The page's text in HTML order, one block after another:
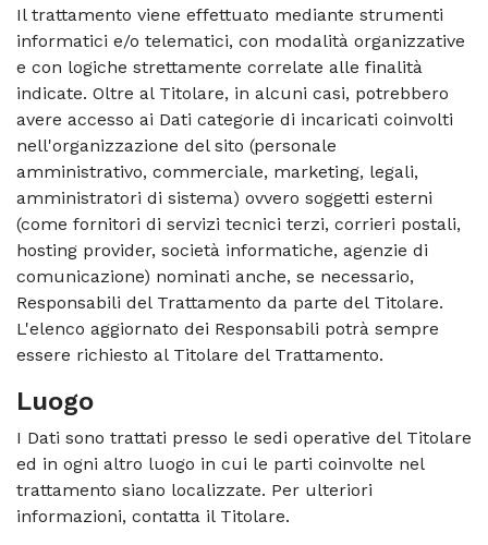
Il trattamento viene effettuato mediante strumenti
informatici e/o telematici, con modalità organizzative
e con logiche strettamente correlate alle finalità
indicate. Oltre al Titolare, in alcuni casi, potrebbero
avere accesso ai Dati categorie di incaricati coinvolti
nell'organizzazione del sito (personale
amministrativo, commerciale, marketing, legali,
amministratori di sistema) ovvero soggetti esterni
(come fornitori di servizi tecnici terzi, corrieri postali,
hosting provider, società informatiche, agenzie di
comunicazione) nominati anche, se necessario,
Responsabili del Trattamento da parte del Titolare.
L'elenco aggiornato dei Responsabili potrà sempre
essere richiesto al Titolare del Trattamento.
Luogo
I Dati sono trattati presso le sedi operative del Titolare
ed in ogni altro luogo in cui le parti coinvolte nel
trattamento siano localizzate. Per ulteriori
informazioni, contatta il Titolare.